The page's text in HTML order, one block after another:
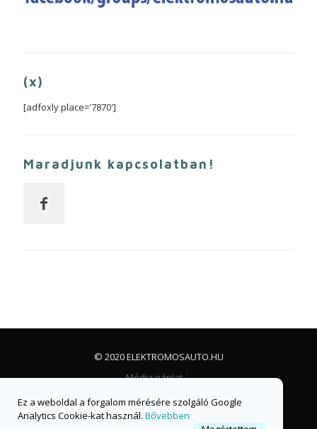
(x)
[adfoxly place='7870']
Maradjunk kapcsolatban!
© 2020 ELEKTROMOSAUTO.HU
Médiaajánlat
Facebook csoport
Facebook oldal
Ez a weboldal a forgalom mérésére szolgáló Google
Analytics Cookie-kat használ. Bővebben